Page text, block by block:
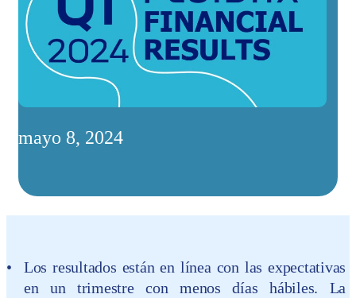
mayo 8, 2024
Los resultados están en línea con las expectativas
en un trimestre con menos días hábiles. La